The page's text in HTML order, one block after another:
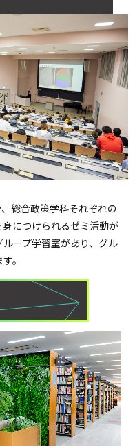
総合政策学科それぞれの
につけられるゼミ活動が
ープ学習室があり、グル
。